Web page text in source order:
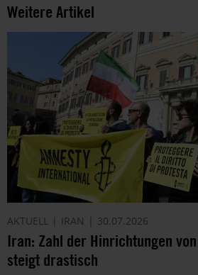
Weitere Artikel
AKTUELL IRAN 30.07.2026
Iran: Zahl der Hinrichtungen
steigt drastisch